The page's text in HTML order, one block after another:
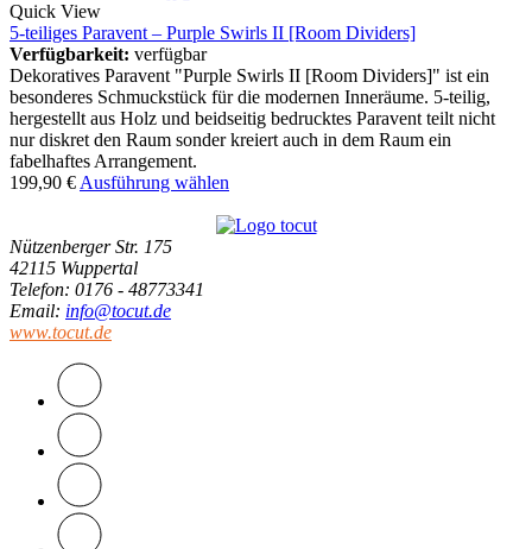
Quick View
5-teiliges Paravent – Purple Swirls II [Room Dividers]
Verfügbarkeit: verfügbar
Dekoratives Paravent "Purple Swirls II [Room Dividers]" ist ein
besonderes Schmuckstück für die modernen Inneräume. 5-teilig,
hergestellt aus Holz und beidseitig bedrucktes Paravent teilt nicht
nur diskret den Raum sonder kreiert auch in dem Raum ein
fabelhaftes Arrangement.
199,90 € Ausführung wählen
Nützenberger Str. 175
42115 Wuppertal
Telefon: 0176 - 48773341
Email: info@tocut.de
www.tocut.de